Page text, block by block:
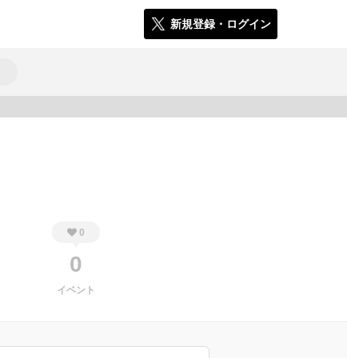
新規登録・ログイン
0
0
イベント